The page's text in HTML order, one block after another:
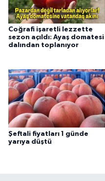
Coğrafi işaretli lezzette
sezon açıldı: Ayaş domatesi
dalından toplanıyor
Şeftali fiyatları 1 günde
yarıya düştü